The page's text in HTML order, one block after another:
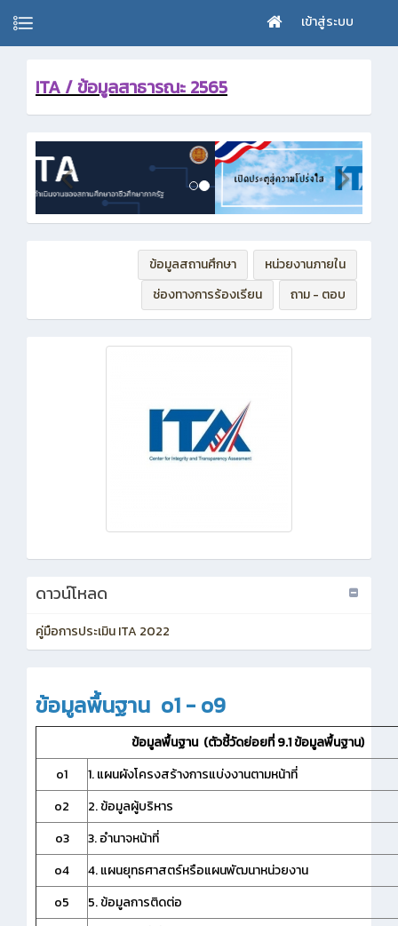
เข้าสู่ระบบ
ITA / ข้อมูลสาธารณะ 2565
ข้อมูลสถานศึกษา
หน่วยงานภายใน
ช่องทางการร้องเรียน
ถาม - ตอบ
ดาวน์โหลด
คู่มือการประเมิน ITA 2022
ข้อมูลพื้นฐาน o1 - o9
ข้อมูลพื้นฐาน (ตัวชี้วัดย่อยที่ 9.1 ข้อมูลพื้นฐาน)
o1
1. แผนผังโครงสร้างการแบ่งงานตามหน้าที่
o2
2. ข้อมูลผู้บริหาร
o3
3. อำนาจหน้าที่
o4
4. แผนยุทธศาสตร์หรือแผนพัฒนาหน่วยงาน
o5
5. ข้อมูลการติดต่อ